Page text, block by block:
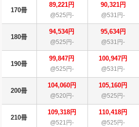
170冊
89,221円
@525円-
90,321円
@531円-
180冊
94,534円
@525円-
95,634円
@531円-
190冊
99,847円
@525円-
100,947円
@531円-
200冊
104,060円
@520円-
105,160円
@525円-
210冊
109,318円
@521円-
110,418円
@525円-